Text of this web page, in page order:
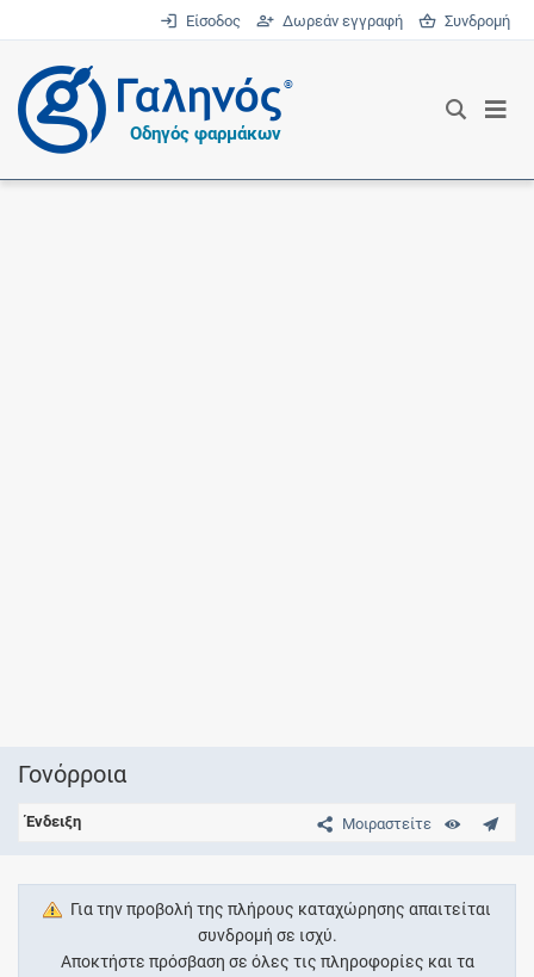
Είσοδος Δωρεάν εγγραφή Συνδρομή
®
Οδηγός φαρμάκων
Γονόρροια
Μοιραστείτε
Ένδειξη
Για την προβολή της πλήρους καταχώρησης απαιτείται
συνδρομή σε ισχύ.
Αποκτήστε πρόσβαση σε όλες τις πληροφορίες και τα